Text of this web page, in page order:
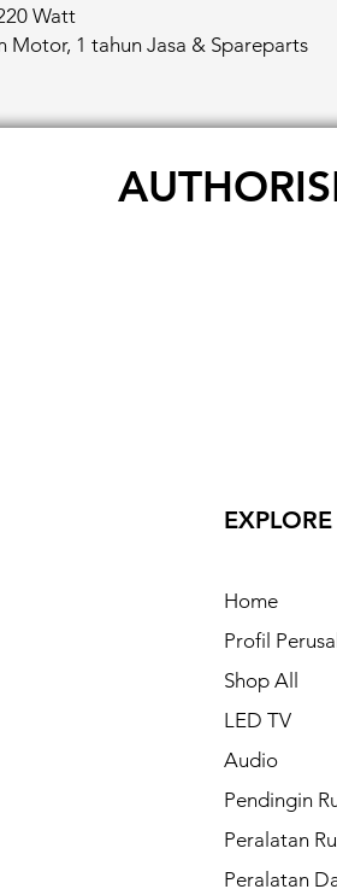
Watt
Motor, 1 tahun Jasa & Spareparts
Home
Profil
Shop All
LED TV
Audio
Pendingin
Peralatan
Peralatan